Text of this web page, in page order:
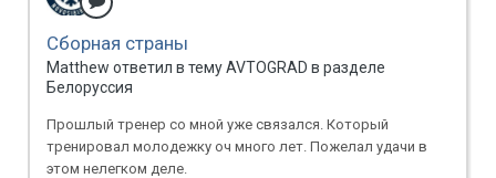
Сборная страны
Matthew ответил в тему AVTOGRAD в разделе
Белоруссия
Прошлый тренер со мной уже связался. Который
тренировал молодежку оч много лет. Пожелал удачи в
этом нелегком деле.